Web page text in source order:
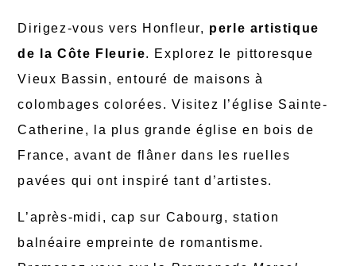
Dirigez-vous vers Honfleur, perle artistique
de la Côte Fleurie. Explorez le pittoresque
Vieux Bassin, entouré de maisons à
colombages colorées. Visitez l’église Sainte-
Catherine, la plus grande église en bois de
France, avant de flâner dans les ruelles
pavées qui ont inspiré tant d’artistes.
L’après-midi, cap sur Cabourg, station
balnéaire empreinte de romantisme.